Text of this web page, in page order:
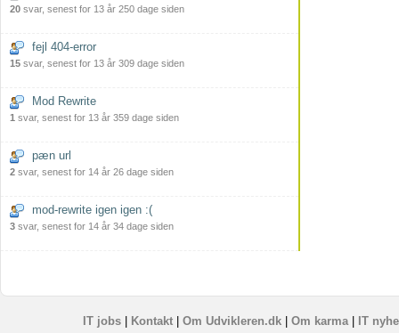
20 svar, senest for 13 år 250 dage siden
fejl 404-error
15 svar, senest for 13 år 309 dage siden
Mod Rewrite
1 svar, senest for 13 år 359 dage siden
pæn url
2 svar, senest for 14 år 26 dage siden
mod-rewrite igen igen :(
3 svar, senest for 14 år 34 dage siden
IT jobs| Kontakt| Om Udvikleren.dk| Om karma| IT